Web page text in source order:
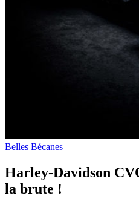
Belles Bécanes
Harley-Davidson
la brute !